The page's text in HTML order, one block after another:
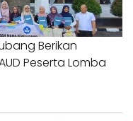
Berikan
Peserta Lomba